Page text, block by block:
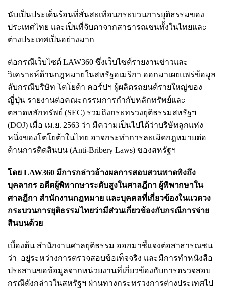
นับเป็นประเด็นร้อนที่สั่นสะเทือนกระบวนการยุติธรรมของ
ประเทศไทย และเป็นที่จับตาจากสาธารณชนทั้งในไทยและ
ต่างประเทศเป็นอย่างมาก
ต่อกรณีเว็บไซต์ LAW360 ซึ่งเว็บไซต์รายงานข่าวและ
วิเคราะห์ด้านกฎหมายในสหรัฐอเมริกา ออกมาเผยแพร่ข้อมูล
ลับกรณีบริษัท โตโยต้า คอร์ปฯ ผู้ผลิตรถยนต์รายใหญ่ของ
ญี่ปุ่น รายงานต่อคณะกรรมการกำกับหลักทรัพย์และ
ตลาดหลักทรัพย์ (SEC) รวมถึงกระทรวงยุติธรรมสหรัฐฯ
(DOJ) เมื่อ เม.ย. 2563 ว่า มีความเป็นไปได้ว่าบริษัทลูกแห่ง
หนึ่งของโตโยต้าในไทย อาจกระทำการละเมิดกฎหมายต่อ
ต้านการติดสินบน (Anti-Bribery Laws) ของสหรัฐฯ
โดย LAW360 มีการกล่าวอ้างผลการสอบสวนพาดพิงถึง
บุคลากร อดีตผู้พิพากษาระดับสูงในศาลฎีกา ผู้พิพากษาใน
ศาลฎีกา สำนักงานกฎหมาย และบุคคลที่เกี่ยวข้องในแวดวง
กระบวนการยุติธรรมไทยว่ามีส่วนเกี่ยวข้องกับกรณีการจ่าย
สินบนด้วย
เบื้องต้น สำนักงานศาลยุติธรรม ออกมาชี้แจงต่อสาธารณชน
ว่า อยู่ระหว่างการตรวจสอบข้อเท็จจริง และมีการทำหนังสือ
ประสานขอข้อมูลจากหน่วยงานที่เกี่ยวข้องกับการตรวจสอบ
กรณีดังกล่าวในสหรัฐฯ ผ่านทางกระทรวงการต่างประเทศไป